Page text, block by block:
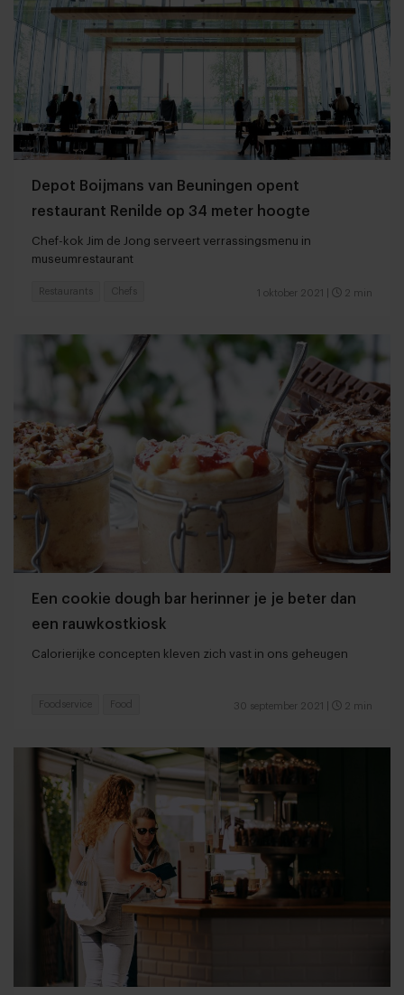
Depot Boijmans van Beuningen opent
restaurant Renilde op 34 meter hoogte
Chef-kok Jim de Jong serveert verrassingsmenu in
museumrestaurant
1 oktober 2021 2 min
Restaurants Chefs
Een cookie dough bar herinner je je beter dan
een rauwkostkiosk
Calorierijke concepten kleven zich vast in ons geheugen
30 september 2021 2 min
Foodservice Food